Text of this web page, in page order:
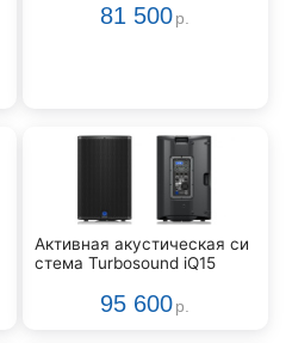
81 500 р.
Активная акустическая си
стема Turbosound iQ15
95 600 р.